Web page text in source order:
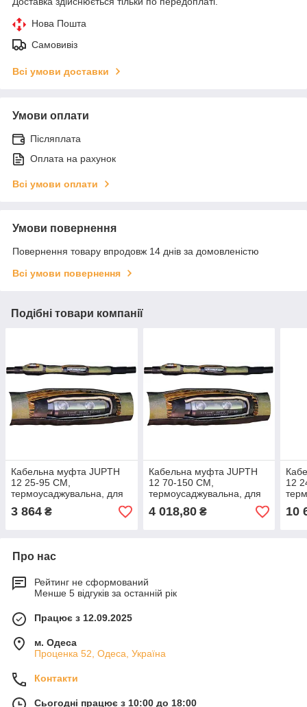
Нова Пошта
Самовивіз
Всі умови доставки
Умови оплати
Післяплата
Оплата на рахунок
Всі умови оплати
Умови повернення
Повернення товару впродовж 14 днів за домовленістю
Всі умови повернення
Подібні товари компанії
Кабельна муфта JUPTH
12 25-95 СМ,
термоусаджувальна, для
одножильних кабелів
3 864 ₴
Кабельна муфта JUPTH
12 70-150 СМ,
термоусаджувальна, для
одножильних кабелів
4 018,80₴
12
10
Про нас
Рейтинг не сформований
Менше 5 відгуків за останній рік
Працює з 12.09.2025
м. Одеса
Проценка 52, Одеса, Україна
Контакти
Сьогодні працює з 10:00 до 18:00